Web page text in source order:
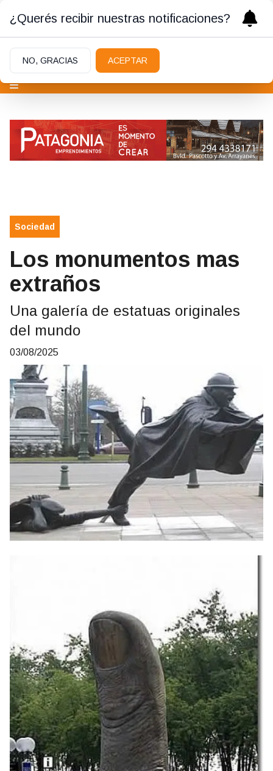
Sociedad
Los monumentos mas
extraños
Una galería de estatuas originales
del mundo
03/08/2025
¿Querés recibir nuestras notificaciones?
NO, GRACIAS ACEPTAR